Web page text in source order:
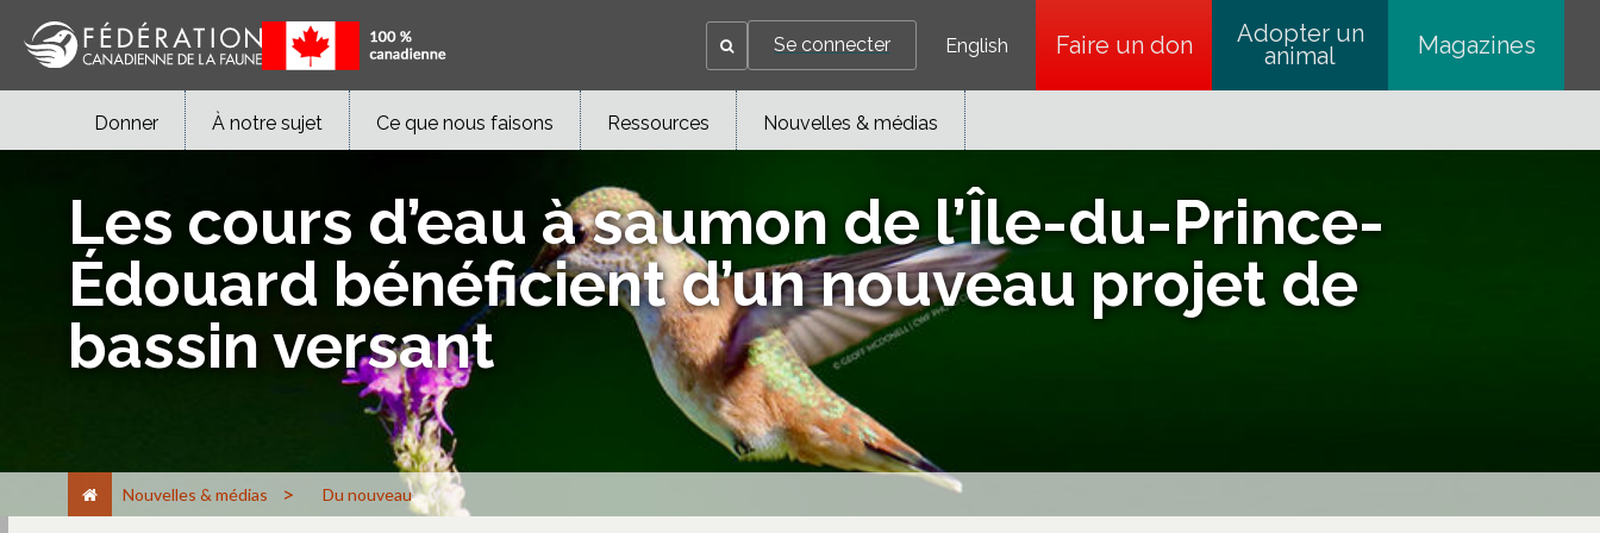
Se connecter English Faire un dons’ouvre dans un nouvel onglet
Adopter un
animal Magazines
Donner À notre sujet Ce que nous faisons Ressources Nouvelles & médias
Les cours d’eau à saumon de l’Île-du-Prince-
Édouard bénéficient d’un nouveau projet de
bassin versant
Nouvelles & médias > Du nouveau